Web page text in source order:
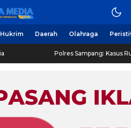
Hukrim Daerah Olahraga
Polres Sampang: Kasus Rudapaksa